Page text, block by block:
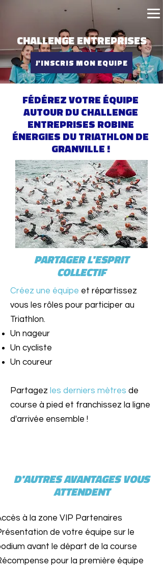
CHALLENGE ENTREPRISES
J'INSCRIS MON EQUIPE
FÉDÉREZ VOTRE ÉQUIPE
AUTOUR DU CHALLENGE
ENTREPRISES ROBINE
ÉNERGIES DU TRIATHLON DE
GRANVILLE !
PARTAGER L'ESPRIT
COLLECTIF
Créez une équipe et répartissez
vous les rôles pour participer au
Triathlon.
Un nageur
Un cycliste
Un coureur
Partagez les derniers mètres de
course à pied et franchissez la ligne
d'arrivée ensemble !
D'AUTRES AVANTAGES VOUS
ATTENDENT
à la zone VIP Partenaires
de votre équipe sur le
avant le départ de la course
pour la première équipe